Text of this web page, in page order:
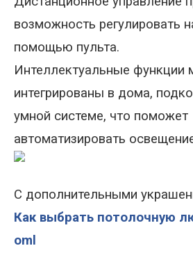
возможность регулировать
помощью пульта.
Интеллектуальные функции
интегрированы в дома,
умной системе, что поможет
автоматизировать
С дополнительными
Как выбрать потолочную
oml